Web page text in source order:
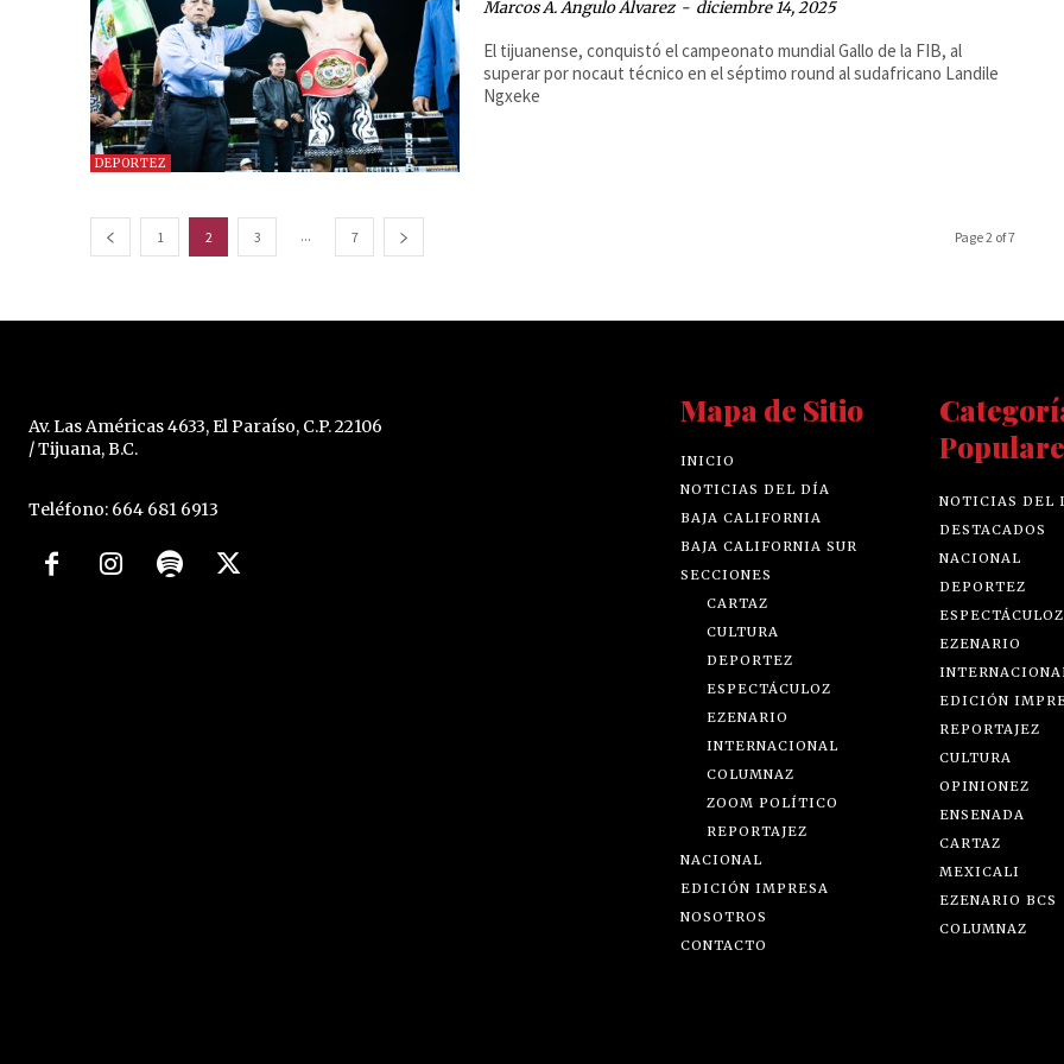
DEPORTEZ
Marcos A. Angulo Álvarez - diciembre 14, 2025
El tijuanense, conquistó el campeonato mundial Gallo de la FIB, al
superar por nocaut técnico en el séptimo round al sudafricano Landile
Ngxeke
1 2 3 ... 7 Page 2 of 7
Av. Las Américas 4633, El Paraíso, C.P. 22106
/ Tijuana, B.C.
Teléfono: 664 681 6913
Mapa de Sitio
INICIO
NOTICIAS DEL DÍA
BAJA CALIFORNIA
BAJA CALIFORNIA SUR
SECCIONES
CARTAZ
CULTURA
DEPORTEZ
ESPECTÁCULOZ
EZENARIO
INTERNACIONAL
COLUMNAZ
ZOOM POLÍTICO
REPORTAJEZ
NACIONAL
EDICIÓN IMPRESA
NOSOTROS
CONTACTO
NOTICIAS DEL
DESTACADOS
NACIONAL
DEPORTEZ
ESPECTÁCULOZ
EZENARIO
EDICIÓN
REPORTAJEZ
CULTURA
OPINIONEZ
ENSENADA
CARTAZ
MEXICALI
EZENARIO BCS
COLUMNAZ